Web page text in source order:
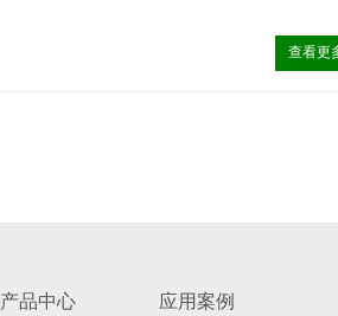
查看更
产品中心 应用案例